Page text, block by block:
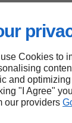
Cookies to
and
"I Agree"
our providers
à
un
?